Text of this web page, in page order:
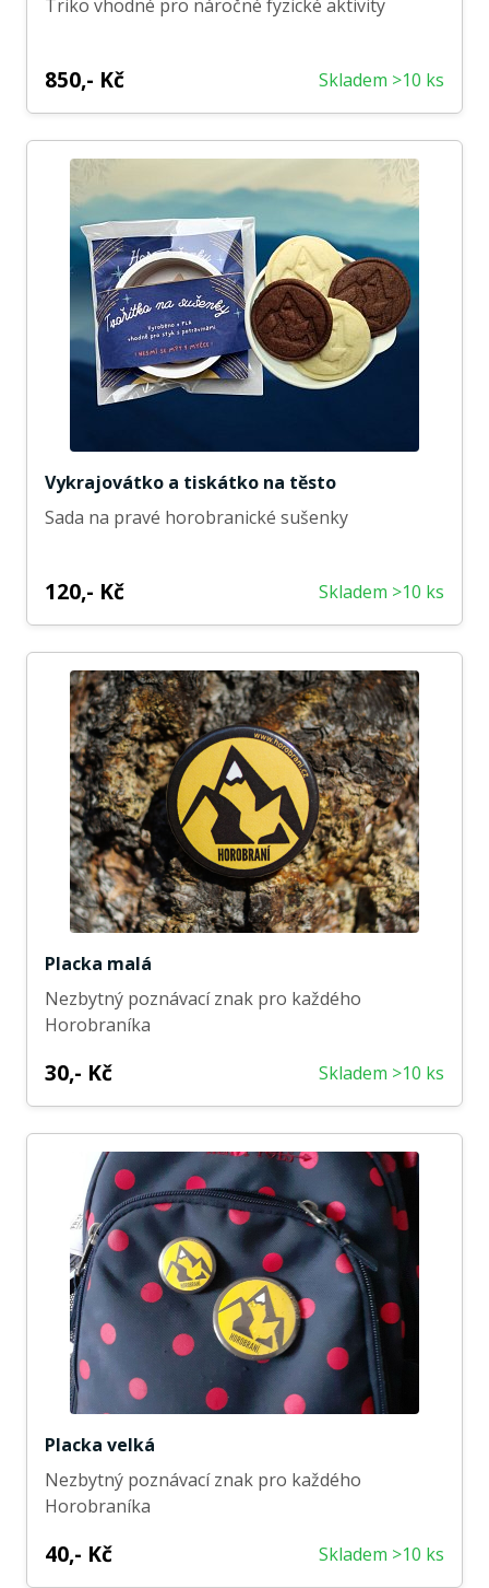
Triko vhodné pro náročné fyzické aktivity
850,- Kč Skladem >10 ks
Vykrajovátko a tiskátko na těsto
Sada na pravé horobranické sušenky
120,- Kč Skladem >10 ks
Placka malá
Nezbytný poznávací znak pro každého
Horobraníka
30,- Kč Skladem >10 ks
Placka velká
Nezbytný poznávací znak pro každého
Horobraníka
40,- Kč Skladem >10 ks